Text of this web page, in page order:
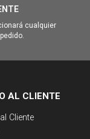
cualquier
AL CLIENTE
Cliente